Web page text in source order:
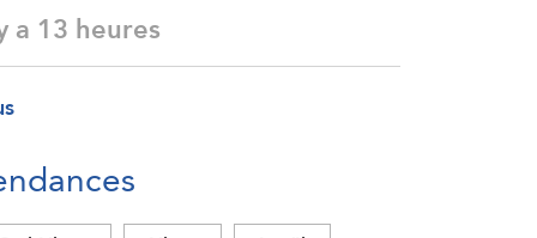
a 13 heures